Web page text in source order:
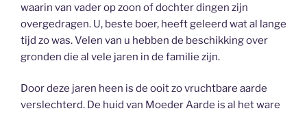
waarin van vader op zoon of dochter dingen zijn
overgedragen. U, beste boer, heeft geleerd wat al lange
tijd zo was. Velen van u hebben de beschikking over
gronden die al vele jaren in de familie zijn.
Door deze jaren heen is de ooit zo vruchtbare aarde
verslechterd. De huid van Moeder Aarde is al het ware